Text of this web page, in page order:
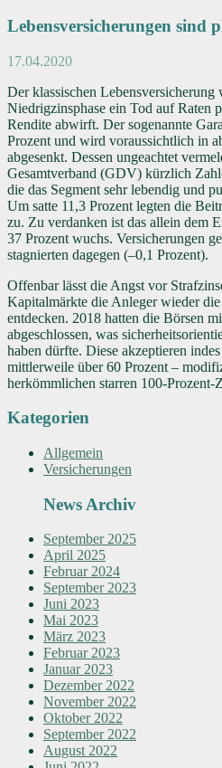
Lebensversicherungen sind
17.04.2020
Der klassischen Lebensversicherung
Niedrigzinsphase ein Tod auf Raten
Rendite abwirft. Der sogenannte
Prozent und wird voraussichtlich in
abgesenkt. Dessen ungeachtet
Gesamtverband (GDV) kürzlich
die das Segment sehr lebendig und
Um satte 11,3 Prozent legten die
zu. Zu verdanken ist das allein dem
37 Prozent wuchs. Versicherungen
stagnierten dagegen (–0,1 Prozent).
Offenbar lässt die Angst vor
Kapitalmärkte die Anleger wieder
entdecken. 2018 hatten die Börsen
abgeschlossen, was
haben dürfte. Diese akzeptieren
mittlerweile über 60 Prozent –
herkömmlichen starren 100-Prozent-
Kategorien
Allgemein
Versicherungen
News Archiv
September 2025
April 2025
Februar 2024
September 2023
Juni 2023
Mai 2023
März 2023
Februar 2023
Januar 2023
Dezember 2022
November 2022
Oktober 2022
September 2022
August 2022